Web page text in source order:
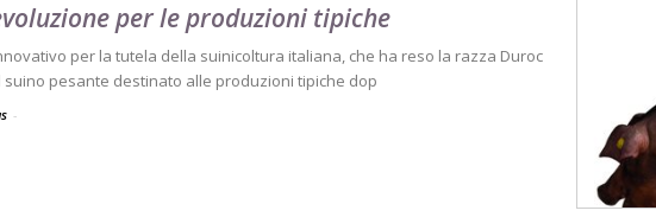
per le produzioni tipiche
per la tutela della suinicoltura italiana, che ha reso la razza Duroc
pesante destinato alle produzioni tipiche dop
-